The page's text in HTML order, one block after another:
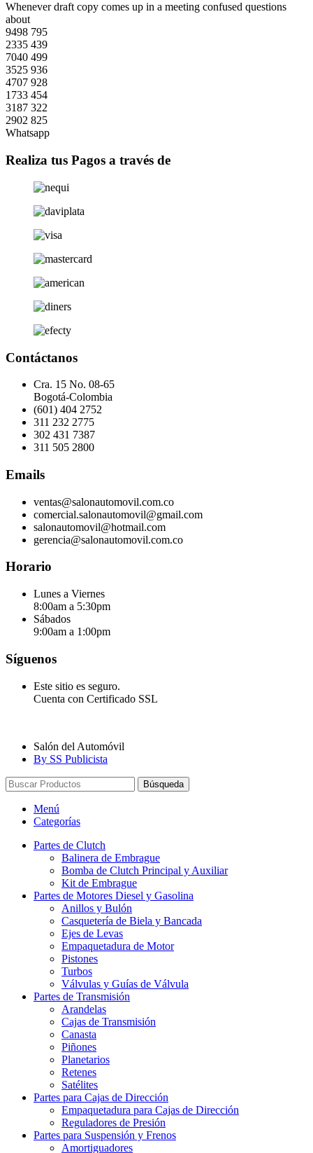
Whenever draft copy comes up in a meeting confused questions
about
9498 795
2335 439
7040 499
3525 936
4707 928
1733 454
3187 322
2902 825
Whatsapp
Realiza tus Pagos a través de
Contáctanos
Cra. 15 No. 08-65
Bogotá-Colombia
(601) 404 2752
311 232 2775
302 431 7387
311 505 2800
Emails
ventas@salonautomovil.com.co
comercial.salonautomovil@gmail.com
salonautomovil@hotmail.com
gerencia@salonautomovil.com.co
Horario
Lunes a Viernes
8:00am a 5:30pm
Sábados
9:00am a 1:00pm
Síguenos
Este sitio es seguro.
Cuenta con Certificado SSL
Salón del Automóvil
By SS Publicista
Búsqueda
Menú
Categorías
Partes de Clutch
Balinera de Embrague
Bomba de Clutch Principal y Auxiliar
Kit de Embrague
Partes de Motores Diesel y Gasolina
Anillos y Bulón
Casquetería de Biela y Bancada
Ejes de Levas
Empaquetadura de Motor
Pistones
Turbos
Válvulas y Guías de Válvula
Partes de Transmisión
Arandelas
Cajas de Transmisión
Canasta
Piñones
Planetarios
Retenes
Satélites
Partes para Cajas de Dirección
Empaquetadura para Cajas de Dirección
Reguladores de Presión
Partes para Suspensión y Frenos
Amortiguadores